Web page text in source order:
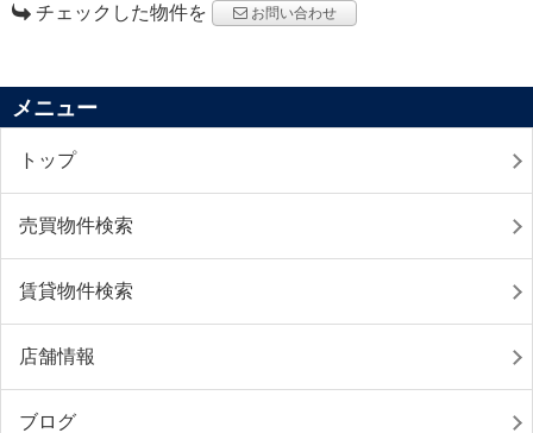
チェックした物件を お問い合わせ
メニュー
トップ
売買物件検索
賃貸物件検索
店舗情報
ブログ